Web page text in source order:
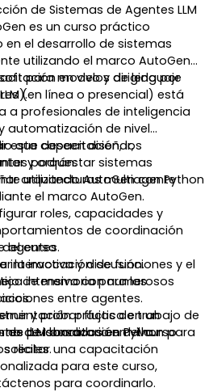
de Sistemas de Agentes LLM
es un curso práctico
en el desarrollo de sistemas
utilizando el marco AutoGen
para modelos de lenguaje
en vivo y dirigida por
(en línea o presencial) está
a profesionales de inteligencia
automatización de nivel
que deseen diseñar,
y orquestar sistemas
utilizando AutoGen con Python
esta capacitación, los
podrán:
arquitecturas multiagente
el marco AutoGen.
roles, capacidades y
de coordinación
agentes.
la invocación de funciones y el
de memoria para las
entre agentes.
y probar flujos de trabajo de
LLM basados en Python para
reales.
curso
interactiva y discusión.
intensiva con numerosos
práctica en un
de laboratorio en vivo.
de personalización del curso
solicitar una capacitación
para este curso,
para coordinarlo.